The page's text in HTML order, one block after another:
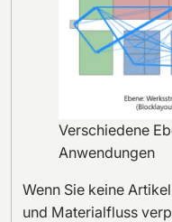
Verschiedene
Anwendungen
Wenn Sie keine
und Materialfluss